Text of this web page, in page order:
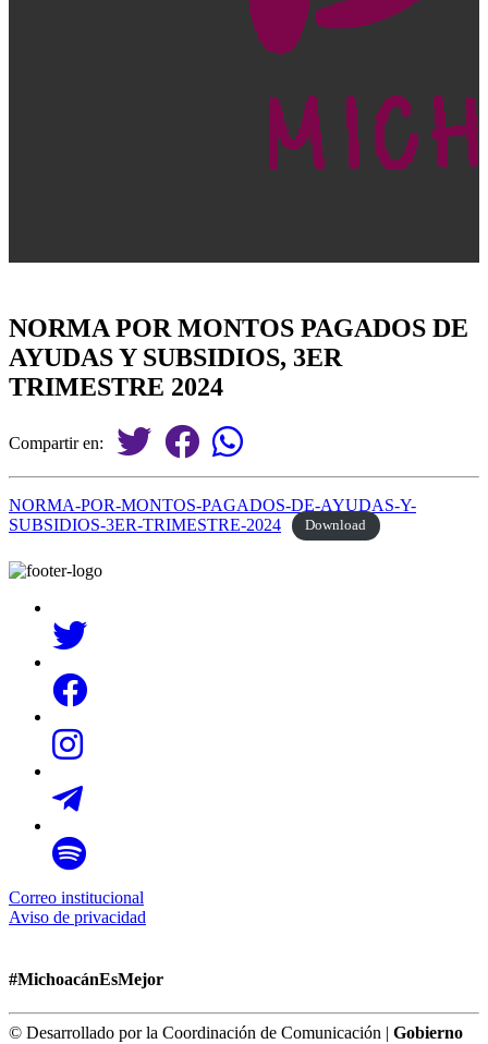
NORMA POR MONTOS PAGADOS DE
AYUDAS Y SUBSIDIOS, 3ER
TRIMESTRE 2024
Compartir en:
NORMA-POR-MONTOS-PAGADOS-DE-AYUDAS-Y-
SUBSIDIOS-3ER-TRIMESTRE-2024
Download
Correo institucional
Aviso de privacidad
#MichoacánEsMejor
© Desarrollado por la Coordinación de Comunicación | Gobierno